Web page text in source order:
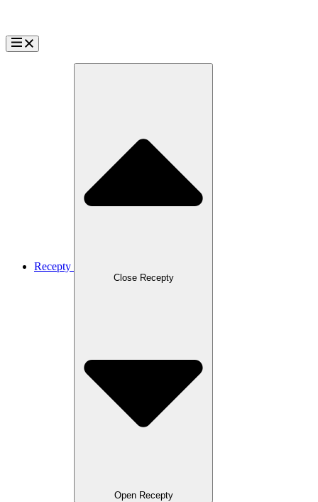
obsahu
Recepty
Close Recepty
Open Recepty